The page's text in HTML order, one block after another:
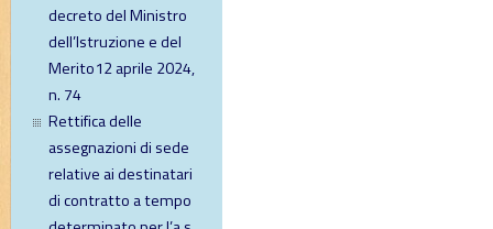
decreto del Ministro
dell’Istruzione e del
Merito12 aprile 2024,
n. 74
Rettifica delle
assegnazioni di sede
relative ai destinatari
di contratto a tempo